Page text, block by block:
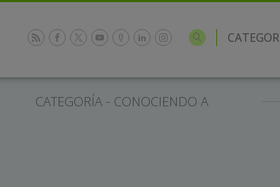
CATEGORÍA - CONOCIENDO A